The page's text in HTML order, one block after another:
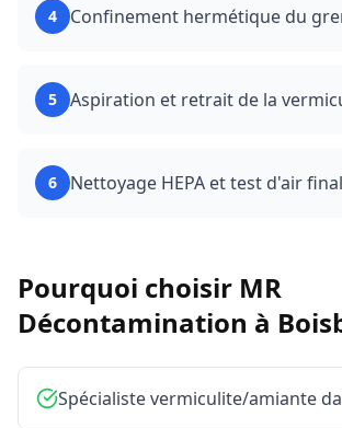
4 Confinement hermétique du
5 Aspiration et retrait de la
6 Nettoyage HEPA et test d'air final
Pourquoi choisir MR
Décontamination à
Spécialiste vermiculite/amiante